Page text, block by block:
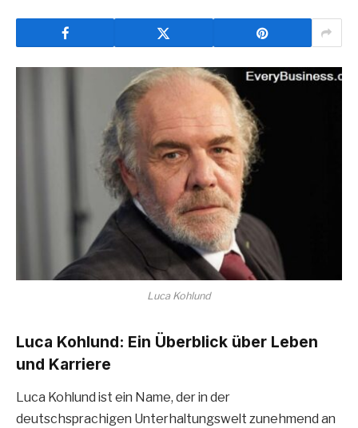
Luca Kohlund
Luca Kohlund: Ein Überblick über Leben
und Karriere
Luca Kohlund ist ein Name, der in der
deutschsprachigen Unterhaltungswelt zunehmend an